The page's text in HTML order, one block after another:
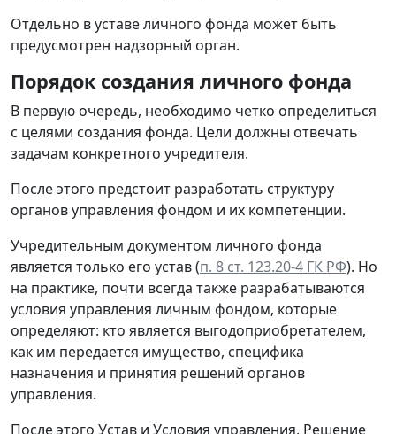
Отдельно в уставе личного фонда может быть
предусмотрен надзорный орган.
Порядок создания личного фонда
В первую очередь, необходимо четко определиться
с целями создания фонда. Цели должны отвечать
задачам конкретного учредителя.
После этого предстоит разработать структуру
органов управления фондом и их компетенции.
Учредительным документом личного фонда
является только его устав (п. 8 ст. 123.20-4 ГК РФ). Но
на практике, почти всегда также разрабатываются
условия управления личным фондом, которые
определяют: кто является выгодоприобретателем,
как им передается имущество, специфика
назначения и принятия решений органов
управления.
После этого Устав и Условия управления, Решение